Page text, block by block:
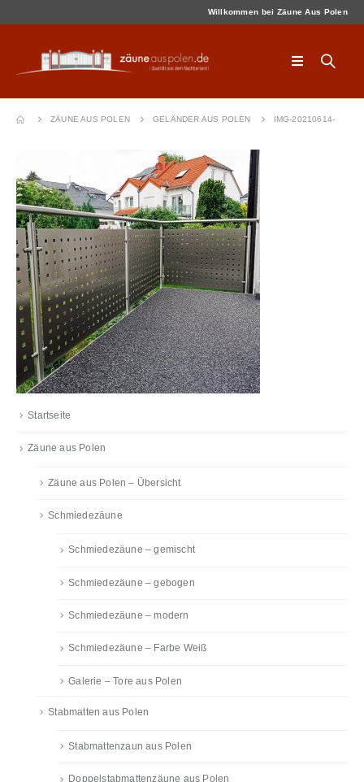
Willkommen bei Zäune Aus Polen
ZÄUNE AUS POLEN GELÄNDER AUS POLEN IMG-20210614-
Startseite
Zäune aus Polen
Zäune aus Polen – Übersicht
Schmiedezäune
Schmiedezäune – gemischt
Schmiedezäune – gebogen
Schmiedezäune – modern
Schmiedezäune – Farbe Weiß
Galerie – Tore aus Polen
Stabmatten aus Polen
Stabmattenzaun aus Polen
Doppelstabmattenzäune aus Polen